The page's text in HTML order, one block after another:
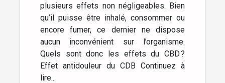
plusieurs effets non négligeables. Bien
qu’il puisse être inhalé, consommer ou
encore fumer, ce dernier ne dispose
aucun inconvénient sur l’organisme.
Quels sont donc les effets du CBD ?
Effet antidouleur du CDB Continuez à
lire...